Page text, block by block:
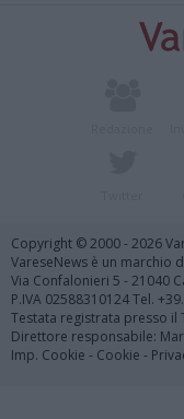
Copyright © 2000 - 2026
VareseNews è un marchio
Via Confalonieri 5 - 21040
P.IVA 02588310124 Tel.
Testata registrata presso il
Direttore responsabile:
Imp. Cookie - Cookie -